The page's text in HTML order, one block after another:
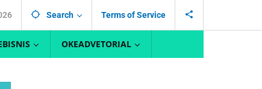
Search Terms of Service
OKEADVETORIAL